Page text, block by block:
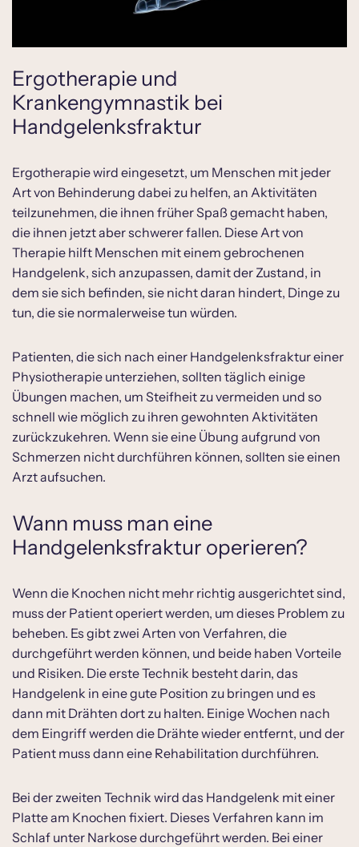
Ergotherapie und
Krankengymnastik bei
Handgelenksfraktur
Ergotherapie wird eingesetzt, um Menschen mit jeder
Art von Behinderung dabei zu helfen, an Aktivitäten
teilzunehmen, die ihnen früher Spaß gemacht haben,
die ihnen jetzt aber schwerer fallen. Diese Art von
Therapie hilft Menschen mit einem gebrochenen
Handgelenk, sich anzupassen, damit der Zustand, in
dem sie sich befinden, sie nicht daran hindert, Dinge zu
tun, die sie normalerweise tun würden.
Patienten, die sich nach einer Handgelenksfraktur einer
Physiotherapie unterziehen, sollten täglich einige
Übungen machen, um Steifheit zu vermeiden und so
schnell wie möglich zu ihren gewohnten Aktivitäten
zurückzukehren. Wenn sie eine Übung aufgrund von
Schmerzen nicht durchführen können, sollten sie einen
Arzt aufsuchen.
Wann muss man eine
Handgelenksfraktur operieren?
Wenn die Knochen nicht mehr richtig ausgerichtet sind,
muss der Patient operiert werden, um dieses Problem zu
beheben. Es gibt zwei Arten von Verfahren, die
durchgeführt werden können, und beide haben Vorteile
und Risiken. Die erste Technik besteht darin, das
Handgelenk in eine gute Position zu bringen und es
dann mit Drähten dort zu halten. Einige Wochen nach
dem Eingriff werden die Drähte wieder entfernt, und der
Patient muss dann eine Rehabilitation durchführen.
Bei der zweiten Technik wird das Handgelenk mit einer
Platte am Knochen fixiert. Dieses Verfahren kann im
Schlaf unter Narkose durchgeführt werden. Bei einer